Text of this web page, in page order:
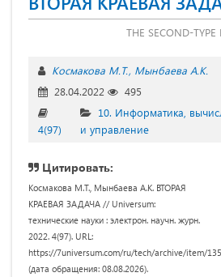
THE SECOND-
Космакова М.Т. Мынбаева А.К.
28.04.2022
495
4(97)
10. Информатика,
и управление
Цитировать:
Космакова М.Т., Мынбаева А.К. ВТОРАЯ
КРАЕВАЯ ЗАДАЧА // Universum:
технические науки : электрон. научн. журн.
2022. 4(97). URL:
https://7universum.com/ru/tech/archive/item/
(дата обращения: 08.08.2026).